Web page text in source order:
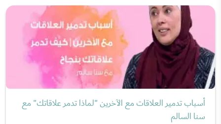
أسباب تدمير العلاقات مع الآخرين "لماذا تدمر علاقاتك" مع
سنا السالم